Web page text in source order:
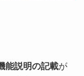
能説明の記載が